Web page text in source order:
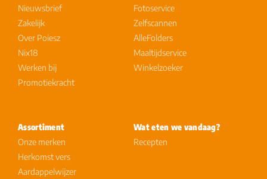
Nieuwsbrief
Zakelijk
Over Poiesz
Nix18
Werken bij
Promotiekracht
Fotoservice
Zelfscannen
AlleFolders
Maaltijdservice
Winkelzoeker
Assortiment
Onze merken
Herkomst vers
Aardappelwijzer
Wat eten we vandaag?
Recepten